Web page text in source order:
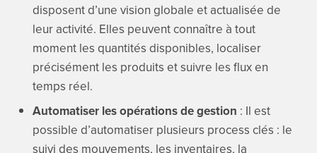
disposent d’une vision globale et actualisée de
leur activité. Elles peuvent connaître à tout
moment les quantités disponibles, localiser
précisément les produits et suivre les flux en
temps réel.
Automatiser les opérations de gestion : Il est
possible d’automatiser plusieurs process clés : le
suivi des mouvements, les inventaires, la